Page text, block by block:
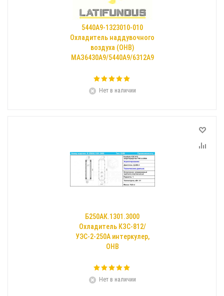
5440A9-1323010-010
Охладитель наддувочного
воздуха (ОНВ)
МАЗ6430A9/5440A9/6312A9
Нет в наличии
Б250АК.1301.3000
Охладитель КЗС-812/
УЭС-2-250А интеркулер,
ОНВ
Нет в наличии